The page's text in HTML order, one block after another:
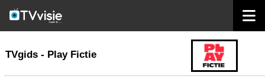
TVgids
TVgids - Play Fictie